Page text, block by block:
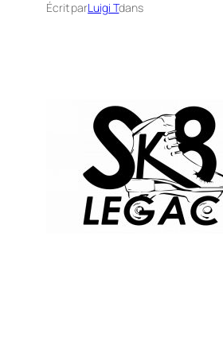
Écrit parLuigi Tdans